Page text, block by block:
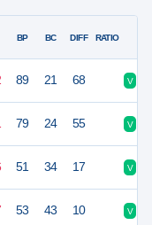
BP BC DIFF RATIO
89 21 68 V
79 24 55 V
51 34 17 V
53 43 10 V